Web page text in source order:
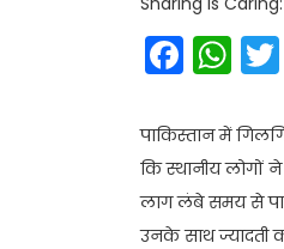
पाकिस्तान में
कि स्थानीय लोगों
लाग लंबे समय से
उनके साथ ज्यादती